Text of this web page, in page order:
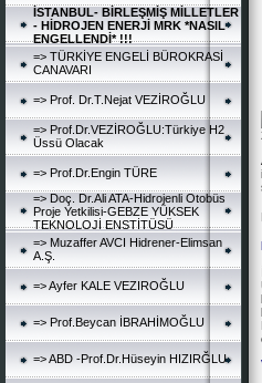
İSTANBUL- BİRLEŞMİŞ MİLLETLER
- HİDROJEN ENERJİ MRK *NASIL
ENGELLENDİ* !!!
=> TÜRKİYE ENGELİ BÜROKRASİ
CANAVARI
=> Prof. Dr.T.Nejat VEZİROĞLU
=> Prof.Dr.VEZİROĞLU:Türkiye H2
Üssü Olacak
=> Prof.Dr.Engin TÜRE
=> Doç. Dr.Ali ATA-Hidrojenli Otobüs
Proje Yetkilisi-GEBZE YÜKSEK
TEKNOLOJİ ENSTİTÜSÜ
=> Muzaffer AVCI Hidrener-Elimsan
A.Ş.
=> Ayfer KALE VEZIROĞLU
=> Prof.Beycan İBRAHİMOĞLU
=> ABD -Prof.Dr.Hüseyin HIZIRĞLU